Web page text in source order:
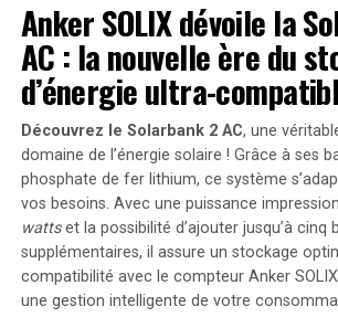
son précédent record de manches
Kershaw, un futur Hall of Famer, est
lanceur de 36 ans revenant d’une
Walker Buehler et Bobby Miller
relativement bientôt, mais tous deux
difficultés récemment. De plus,
souffre d’une déchirure de la coiffe des
certitude quant à son retour.
Flaherty apporte une stabilité
saison en pleine résurgence. Âgé de 28
des lanceurs partants les plus
Anker SOLIX dévoile la
AC : la nouvelle ère du
d’énergie ultra-
Découvrez le Solarbank 2 AC, une
domaine de l’énergie solaire ! Grâce à ses
phosphate de fer lithium, ce système
vos besoins. Avec une puissance
wattset la possibilité d’ajouter jusqu’à cinq
supplémentaires, il assure un stockage
compatibilité avec le compteur Anker
une gestion intelligente de votre